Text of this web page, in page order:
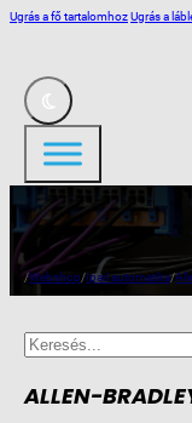
Ugrás a fő tartalomhozUgrás a
/Webshop/Ipari automatika/
Search
for:
ALLEN-